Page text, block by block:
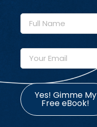
Yes! Gimme My
Free eBook!